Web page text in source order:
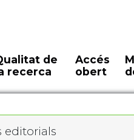
de
recerca
Accés
obert
editorials